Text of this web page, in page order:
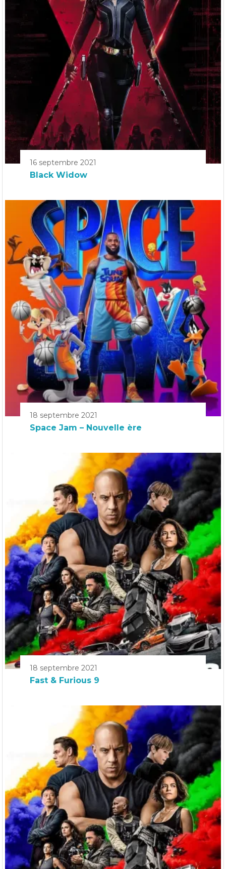
16 septembre 2021
Black Widow
18 septembre 2021
Space Jam – Nouvelle ère
18 septembre 2021
Fast & Furious 9